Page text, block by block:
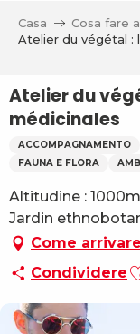
Casa
Cosa fare
Atelier du végétal :
Atelier du
médicinales
ACCOMPAGNAMENTO
FAUNA E FLORA
Altitudine : 1000m
Jardin
Come arrivare
Condividere